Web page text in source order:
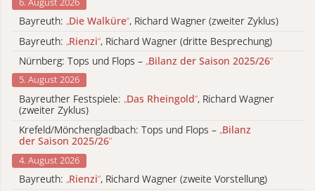
Bayreuth: „Die Walküre“, Richard Wagner (zweiter Zyklus)
Bayreuth: „Rienzi“, Richard Wagner (dritte Besprechung)
Nürnberg: Tops und Flops – „Bilanz der Saison 2025/26“
5. August 2026
Bayreuther Festspiele: „Das Rheingold“, Richard Wagner
(zweiter Zyklus)
Krefeld/Mönchengladbach: Tops und Flops – „Bilanz
der Saison 2025/26“
4. August 2026
Bayreuth: „Rienzi“, Richard Wagner (zweite Vorstellung)